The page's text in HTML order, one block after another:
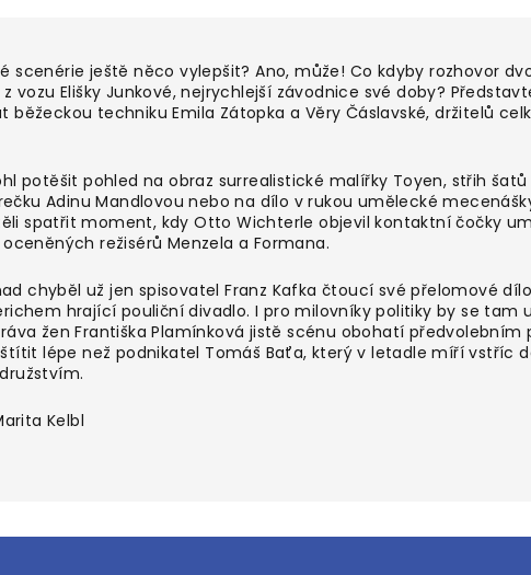
scenérie ještě něco vylepšit? Ano, může! Co kdyby rozhovor
vozu Elišky Junkové, nejrychlejší závodnice své doby?
běžeckou techniku Emila Zátopka a Věry Čáslavské, držitelů
potěšit pohled na obraz surrealistické malířky Toyen, střih šatů
Adinu Mandlovou nebo na dílo v rukou umělecké
spatřit moment, kdy Otto Wichterle objevil kontaktní čočky
režisérů Menzela a Formana.
chyběl už jen spisovatel Franz Kafka čtoucí své přelomové
hrající pouliční divadlo. I pro milovníky politiky by se tam
žen Františka Plamínková jistě scénu obohatí předvolebním
lépe než podnikatel Tomáš Baťa, který v letadle míří vstříc
Kelbl